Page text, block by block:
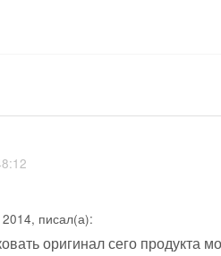
писал(а):
оригинал сего продукта